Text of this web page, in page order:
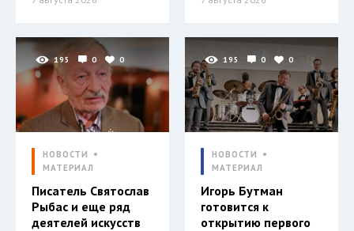
195 0 0
НОВОСТИ
МАТЕРИАЛ
Писатель Святослав
Рыбас и еще ряд
деятелей искусств
195 0 0
НОВОСТИ
МАТЕРИАЛ
Игорь Бутман
готовится к
открытию первого